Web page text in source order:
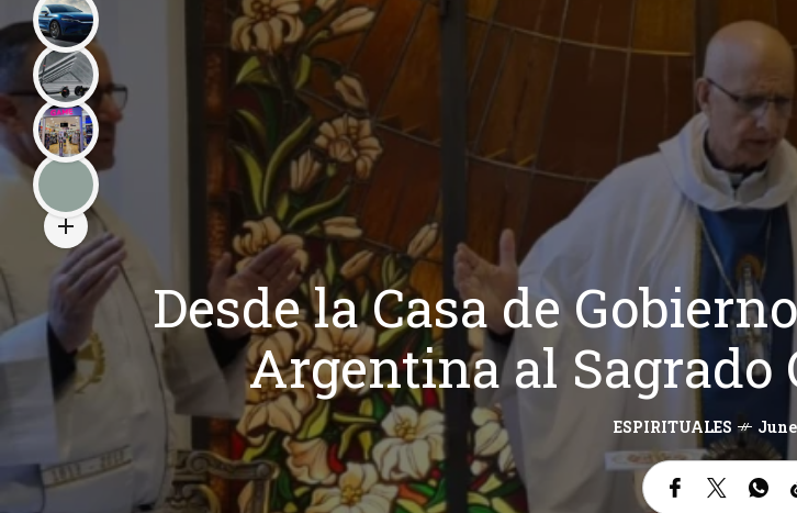
Desde la Casa de
Argentina al Sagrado
ESPIRITUALES